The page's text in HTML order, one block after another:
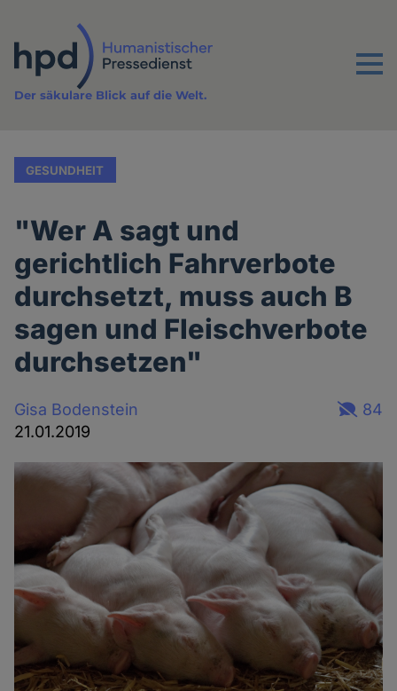
Inhalt
Menu
Der säkulare Blick auf die Welt.
GESUNDHEIT
"Wer A sagt und
gerichtlich Fahrverbote
durchsetzt, muss auch B
sagen und Fleischverbote
durchsetzen"
Gisa Bodenstein
21.01.2019
84